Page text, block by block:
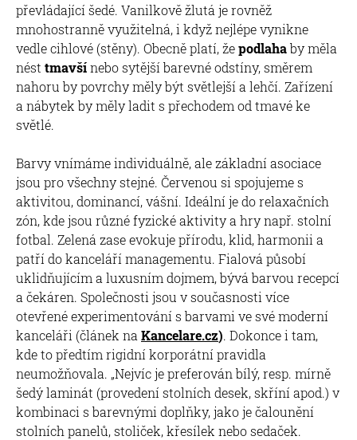
převládající šedé. Vanilkově žlutá je rovněž
mnohostranně využitelná, i když nejlépe vynikne
vedle cihlové (stěny). Obecně platí, žepodlahaby měla
nést tmavšínebo sytější barevné odstíny, směrem
nahoru by povrchy měly být světlejší a lehčí. Zařízení
a nábytek by měly ladit s přechodem od tmavé ke
světlé.
Barvy vnímáme individuálně, ale základní asociace
jsou pro všechny stejné. Červenou si spojujeme s
aktivitou, dominancí, vášní. Ideální je do relaxačních
zón, kde jsou různé fyzické aktivity a hry např. stolní
fotbal. Zelená zase evokuje přírodu, klid, harmonii a
patří do kanceláří managementu. Fialová působí
uklidňujícím a luxusním dojmem, bývá barvou recepcí
a čekáren. Společnosti jsou v současnosti více
otevřené experimentování s barvami ve své moderní
kanceláři (článek na Kancelare.cz). Dokonce i tam,
kde to předtím rigidní korporátní pravidla
neumožňovala. „Nejvíc je preferován bílý, resp. mírně
šedý laminát (provedení stolních desek, skříní apod.) v
kombinaci s barevnými doplňky, jako je čalounění
stolních panelů, stoliček, křesílek nebo sedaček.